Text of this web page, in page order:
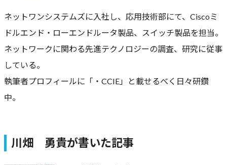
ネットワンシステムズに入社し、応用技術部にて、Ciscoミ
ドルエンド・ローエンドルータ製品、スイッチ製品を担当。
ネットワークに関わる先進テクノロジーの調査、研究に従事
している。
執筆者プロフィールに「・CCIE」と載せるべく日々研鑽
中。
川畑 勇貴が書いた記事